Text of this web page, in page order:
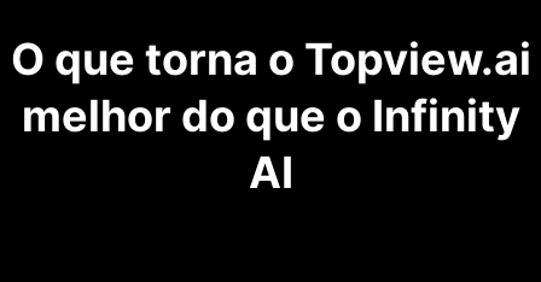
O que torna o Topview.ai
melhor do que o Infinity
AI